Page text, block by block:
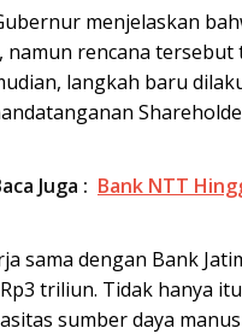
menjelaskan
namun rencana
langkah baru
Juga : Bank NTT
sama dengan Bank
triliun. Tidak hanya
sumber daya